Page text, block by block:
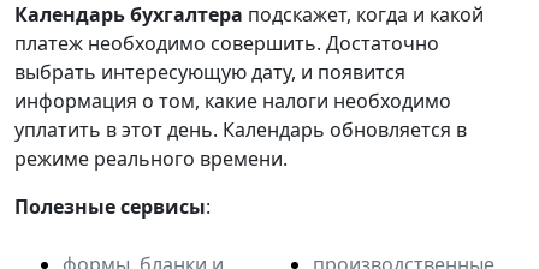
Календарьбухгалтера подскажет, когда и какой
платеж необходимо совершить. Достаточно
выбрать интересующую дату, и появится
информация о том, какие налоги необходимо
уплатить в этот день. Календарь обновляется в
режиме реального времени.
Полезные сервисы: